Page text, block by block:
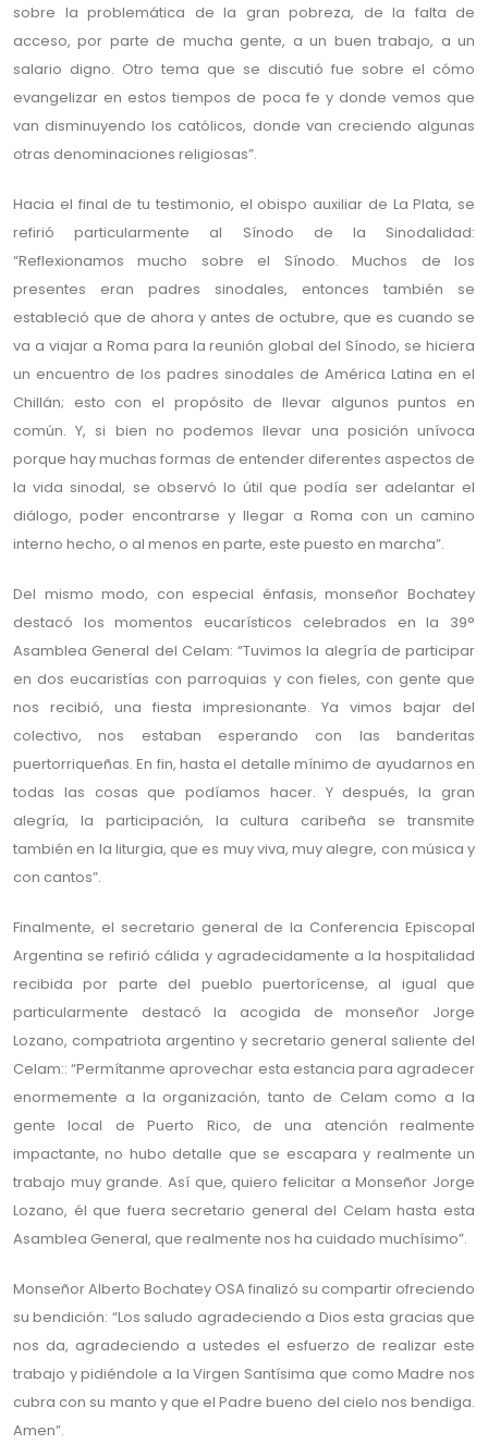
sobre la problemática de la gran pobreza, de la falta de
acceso, por parte de mucha gente, a un buen trabajo, a un
salario digno. Otro tema que se discutió fue sobre el cómo
evangelizar en estos tiempos de poca fe y donde vemos que
van disminuyendo los católicos, donde van creciendo algunas
otras denominaciones religiosas”.
Hacia el final de tu testimonio, el obispo auxiliar de La Plata, se
refirió particularmente al Sínodo de la Sinodalidad:
“Reflexionamos mucho sobre el Sínodo. Muchos de los
presentes eran padres sinodales, entonces también se
estableció que de ahora y antes de octubre, que es cuando se
va a viajar a Roma para la reunión global del Sínodo, se hiciera
un encuentro de los padres sinodales de América Latina en el
Chillán; esto con el propósito de llevar algunos puntos en
común. Y, si bien no podemos llevar una posición unívoca
porque hay muchas formas de entender diferentes aspectos de
la vida sinodal, se observó lo útil que podía ser adelantar el
diálogo, poder encontrarse y llegar a Roma con un camino
interno hecho, o al menos en parte, este puesto en marcha”.
Del mismo modo, con especial énfasis, monseñor Bochatey
destacó los momentos eucarísticos celebrados en la 39°
Asamblea General del Celam: “Tuvimos la alegría de participar
en dos eucaristías con parroquias y con fieles, con gente que
nos recibió, una fiesta impresionante. Ya vimos bajar del
colectivo, nos estaban esperando con las banderitas
puertorriqueñas. En fin, hasta el detalle mínimo de ayudarnos en
todas las cosas que podíamos hacer. Y después, la gran
alegría, la participación, la cultura caribeña se transmite
también en la liturgia, que es muy viva, muy alegre, con música y
con cantos”.
Finalmente, el secretario general de la Conferencia Episcopal
Argentina se refirió cálida y agradecidamente a la hospitalidad
recibida por parte del pueblo puertorícense, al igual que
particularmente destacó la acogida de monseñor Jorge
Lozano, compatriota argentino y secretario general saliente del
Celam:: “Permítanme aprovechar esta estancia para agradecer
enormemente a la organización, tanto de Celam como a la
gente local de Puerto Rico, de una atención realmente
impactante, no hubo detalle que se escapara y realmente un
trabajo muy grande. Así que, quiero felicitar a Monseñor Jorge
Lozano, él que fuera secretario general del Celam hasta esta
Asamblea General, que realmente nos ha cuidado muchísimo”.
Monseñor Alberto Bochatey OSA finalizó su compartir ofreciendo
su bendición: “Los saludo agradeciendo a Dios esta gracias que
nos da, agradeciendo a ustedes el esfuerzo de realizar este
trabajo y pidiéndole a la Virgen Santísima que como Madre nos
cubra con su manto y que el Padre bueno del cielo nos bendiga.
Amen”.